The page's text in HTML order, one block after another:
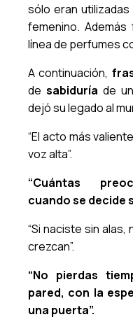
sólo eran
femenino.
línea de perfumes
A continuación,
de sabiduría de
dejó su legado al
“El acto más
voz alta”.
“Cuántas
cuando se decide
“Si naciste sin alas,
crezcan”.
“No pierdas
pared, con la
una puerta”.